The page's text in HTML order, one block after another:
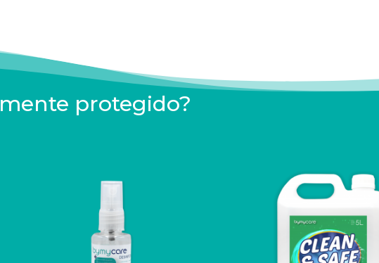
protegido?